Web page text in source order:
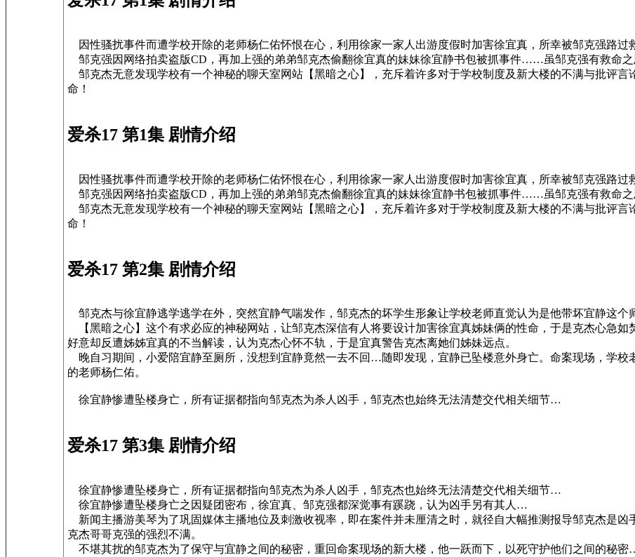
因性骚扰事件而遭学校开除的老师杨仁佑怀恨在心，利用徐家一家人出游度假时加害徐宜真，所幸被邹克强路过
邹克强因网络拍卖盗版CD，再加上强的弟弟邹克杰偷翻徐宜真的妹妹徐宜静书包被抓事件……虽邹克强有救命之
邹克杰无意发现学校有一个神秘的聊天室网站【黑暗之心】，充斥着许多对于学校制度及新大楼的不满与批评
命！
爱杀17 第1集 剧情介绍
因性骚扰事件而遭学校开除的老师杨仁佑怀恨在心，利用徐家一家人出游度假时加害徐宜真，所幸被邹克强路过
邹克强因网络拍卖盗版CD，再加上强的弟弟邹克杰偷翻徐宜真的妹妹徐宜静书包被抓事件……虽邹克强有救命之
邹克杰无意发现学校有一个神秘的聊天室网站【黑暗之心】，充斥着许多对于学校制度及新大楼的不满与批评
命！
爱杀17 第2集 剧情介绍
邹克杰与徐宜静逃学逃学在外，突然宜静气喘发作，邹克杰的坏学生形象让学校老师直觉认为是他带坏宜静这个
【黑暗之心】这个有求必应的神秘网站，让邹克杰深信有人将要设计加害徐宜真姊妹俩的性命，于是克杰心急
好意却反遭姊姊宜真的不当解读，认为克杰心怀不轨，于是宜真警告克杰离她们姊妹远点。
晚自习期间，小爱陪宜静至厕所，没想到宜静竟然一去不回…随即发现，宜静已坠楼意外身亡。命案现场，学校
的老师杨仁佑。
徐宜静惨遭坠楼身亡，所有证据都指向邹克杰为杀人凶手，邹克杰也始终无法清楚交代相关细节…
爱杀17 第3集 剧情介绍
徐宜静惨遭坠楼身亡，所有证据都指向邹克杰为杀人凶手，邹克杰也始终无法清楚交代相关细节…
徐宜静惨遭坠楼身亡之因疑团密布，徐宜真、邹克强都深觉事有蹊跷，认为凶手另有其人…
新闻主播游美琴为了巩固媒体主播地位及刺激收视率，即在案件并未厘清之时，就径自大幅推测报导邹克杰是
克杰哥哥克强的强烈不满。
不堪其扰的邹克杰为了保守与宜静之间的秘密，重回命案现场的新大楼，他一跃而下，以死守护他们之间的秘密